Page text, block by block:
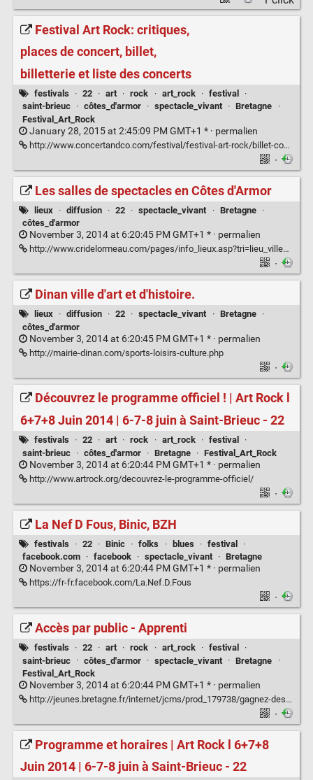
Festival Art Rock: critiques,
places de concert, billet,
billetterie et liste des concerts
festivals · 22 · art · rock · art_rock · festival
·
saint-brieuc
· côtes_d'armor · spectacle_vivant · Bretagne
·
Festival_Art_Rock
January 28, 2015 at 2:45:09 PM GMT+1 * · permalien
http://www.concertandco.com/festival/festival-art-rock/billet-concert-20749.htm
·
Les salles de spectacles en Côtes d'Armor
lieux · diffusion · 22 · spectacle_vivant · Bretagne
·
côtes_d'armor
November 3, 2014 at 6:20:45 PM GMT+1 * · permalien
http://www.cridelormeau.com/pages/info_lieux.asp?tri=lieu_ville&region=22
·
Dinan ville d'art et d'histoire.
lieux · diffusion · 22 · spectacle_vivant · Bretagne
·
côtes_d'armor
November 3, 2014 at 6:20:45 PM GMT+1 * · permalien
http://mairie-dinan.com/sports-loisirs-culture.php
·
Découvrez le programme officiel ! | Art Rock l
6+7+8 Juin 2014 | 6-7-8 juin à Saint-Brieuc - 22
festivals · 22 · art · rock · art_rock · festival
·
saint-brieuc
· côtes_d'armor · Bretagne · Festival_Art_Rock
November 3, 2014 at 6:20:44 PM GMT+1 * · permalien
http://www.artrock.org/decouvrez-le-programme-officiel/
·
La Nef D Fous, Binic, BZH
festivals · 22 · Binic · folks · blues · festival
·
facebook.com
· facebook · spectacle_vivant · Bretagne
November 3, 2014 at 6:20:44 PM GMT+1 * · permalien
https://fr-fr.facebook.com/La.Nef.D.Fous
·
Accès par public - Apprenti
festivals · 22 · art · rock · art_rock · festival
·
saint-brieuc
· côtes_d'armor · spectacle_vivant · Bretagne
·
Festival_Art_Rock
November 3, 2014 at 6:20:44 PM GMT+1 * · permalien
http://jeunes.bretagne.fr/internet/jcms/prod_179738/gagnez-des-places-pour-le-festival-art-rock
·
Programme et horaires | Art Rock l 6+7+8
Juin 2014 | 6-7-8 juin à Saint-Brieuc - 22